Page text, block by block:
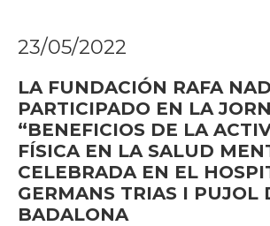
23/05/2022
LA FUNDACIÓN RAFA
PARTICIPADO EN LA
“BENEFICIOS DE LA
FÍSICA EN LA SALUD
CELEBRADA EN EL
GERMANS TRIAS I PUJOL
BADALONA